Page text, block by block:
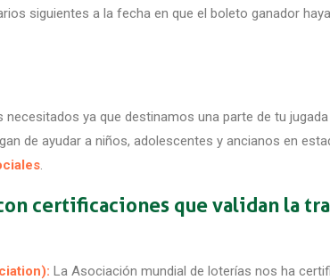
siguientes a la fecha en que el boleto ganador
ya que destinamos una parte de tu
de ayudar a niños, adolescentes y ancianos en
.
certificaciones que validan la
La Asociación mundial de loterías nos ha